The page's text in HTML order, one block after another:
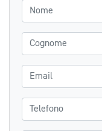
Nome
Cognome
Email
Telefono